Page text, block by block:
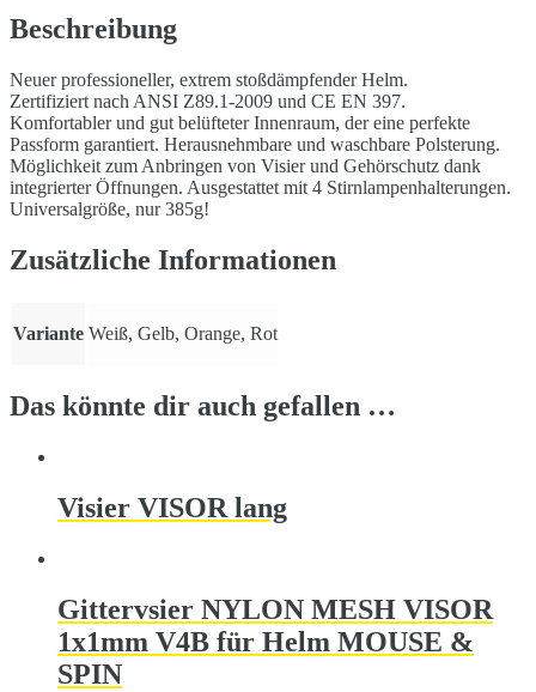
Beschreibung
Neuer professioneller, extrem stoßdämpfender Helm.
Zertifiziert nach ANSI Z89.1-2009 und CE EN 397.
Komfortabler und gut belüfteter Innenraum, der eine perfekte
Passform garantiert. Herausnehmbare und waschbare Polsterung.
Möglichkeit zum Anbringen von Visier und Gehörschutz dank
integrierter Öffnungen. Ausgestattet mit 4 Stirnlampenhalterungen.
Universalgröße, nur 385g!
Zusätzliche Informationen
Variante Weiß, Gelb, Orange, Rot
Das könnte dir auch gefallen …
Visier VISOR lang
Gittervsier NYLON MESH VISOR
1x1mm V4B für Helm MOUSE &
SPIN